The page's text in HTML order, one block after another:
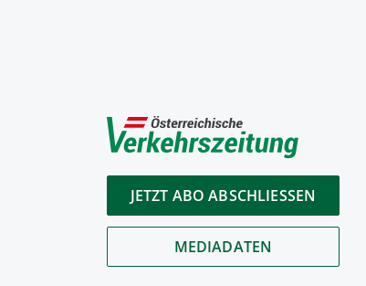
JETZT ABO ABSCHLIESSEN
MEDIADATEN